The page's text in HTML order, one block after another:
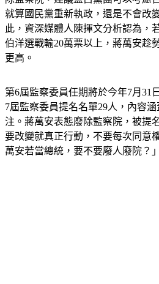
就算國民黨重新執政，還是不會改
此，資深媒體人陳揮文分析認為，
伯洋選戰輸20萬票以上，蔣萬安趁
更高。
第6屆監察委員任期將於今年7月31
7屆監察委員提名名單29人，內容
注。蔣萬安表態廢除監察院，被提
要改變就真正行動，不要每次同意
萬安若當總統，要不要廢人廢院？」